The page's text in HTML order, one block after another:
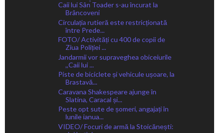
Caii lui Sân̕ Toader s-au încurat la
Brâncoveni
Circulația rutieră este restricționată
între Prede...
FOTO/ Activități cu 400 de copii de
Ziua Poliției ...
Jandarmii vor supraveghea obiceiurile
,,Caii lui ...
Piste de biciclete și vehicule ușoare, la
Brastavă...
Caravana Shakespeare ajunge în
Slatina, Caracal și...
Peste opt sute de șomeri, angajați în
lunile ianua...
VIDEO/ Focuri de armă la Stoicănești: